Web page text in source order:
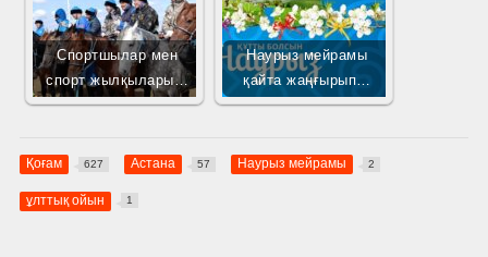
Спортшылар мен
спорт жылқылары…
Наурыз мейрамы
қайта жаңғырып…
Қоғам 627 Астана 57 Наурыз мейрамы 2
ұлттық ойын 1